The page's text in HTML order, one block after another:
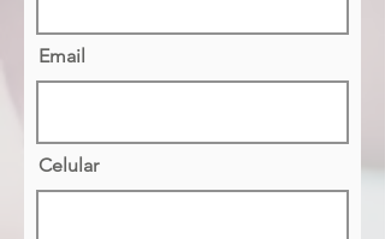
Email
Celular